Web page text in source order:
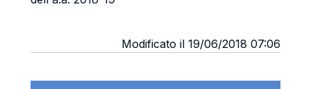
Modificato il 19/06/2018 07:06